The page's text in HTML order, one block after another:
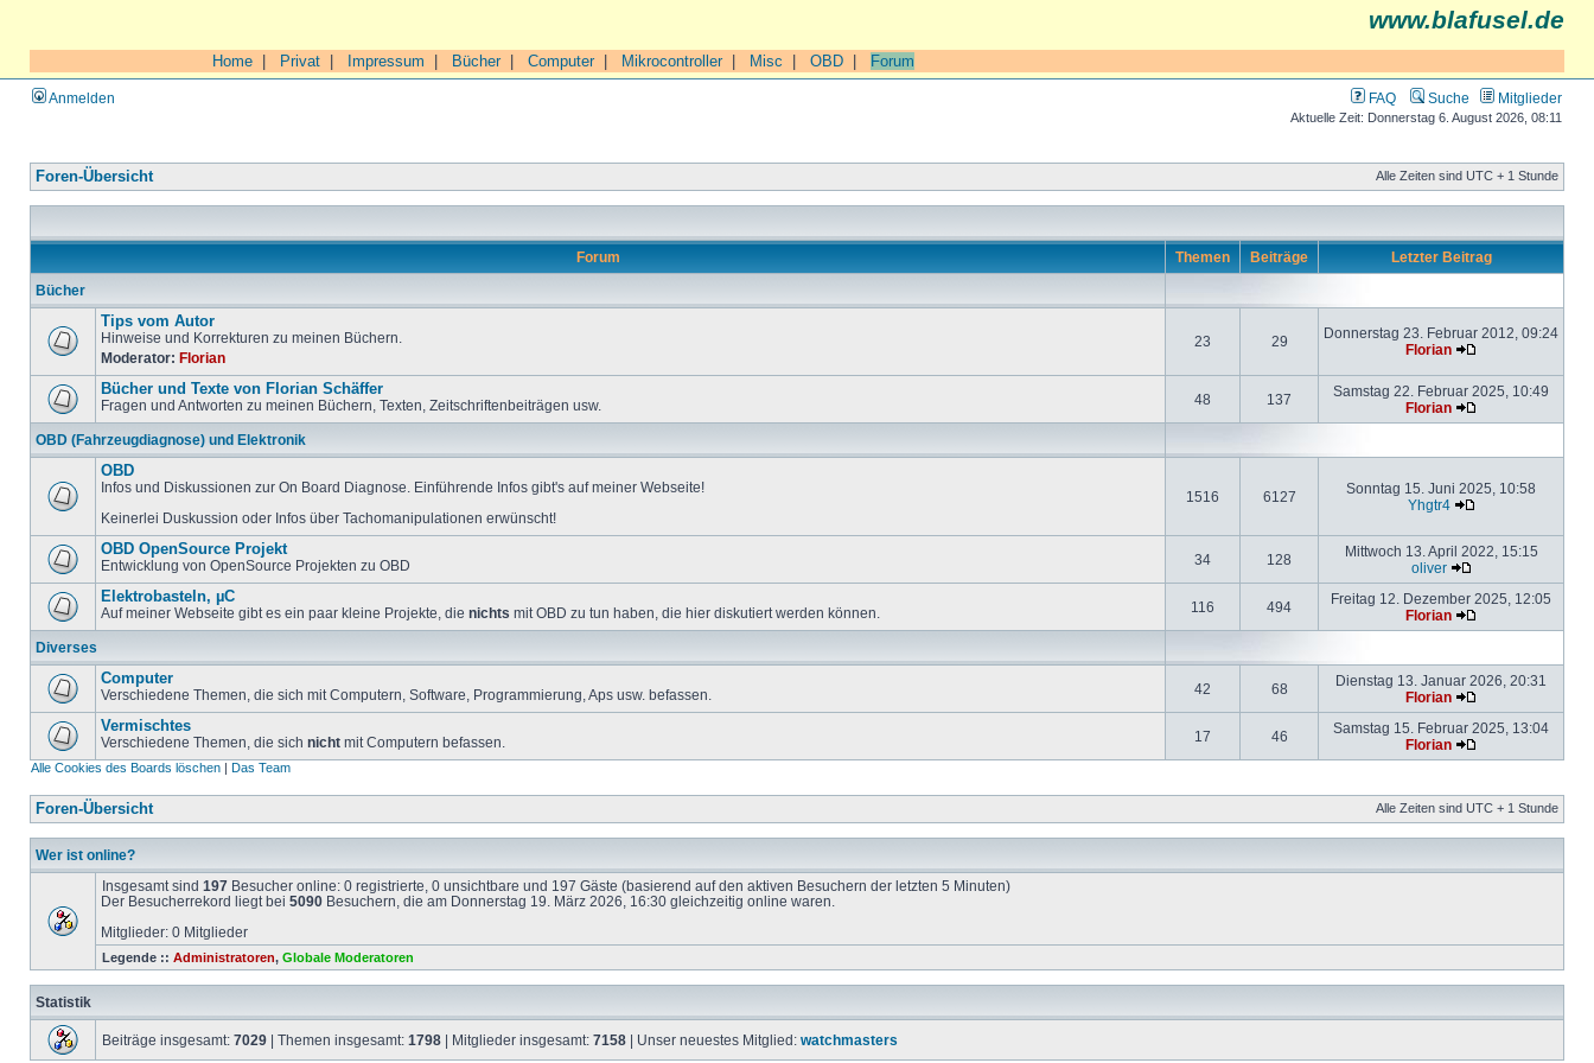
www.blafusel.de
Home Privat Impressum Bücher| Computer| Mikrocontroller| Misc OBD Forum
Anmelden FAQ Suche Mitglieder
Aktuelle Zeit: Donnerstag 6. August 2026, 08:11
Foren-Übersicht Alle Zeiten sind UTC + 1 Stunde
Forum Themen Beiträge Letzter Beitrag
Bücher
Tips vom Autor
Hinweise und Korrekturen zu meinen Büchern.
Moderator: Florian
23 29
Donnerstag 23. Februar 2012, 09:24
Florian
Bücher und Texte von Florian Schäffer
Fragen und Antworten zu meinen Büchern, Texten, Zeitschriftenbeiträgen usw. 48 137
Samstag 22. Februar 2025, 10:49
Florian
OBD (Fahrzeugdiagnose) und Elektronik
OBD
Infos und Diskussionen zur On Board Diagnose. Einführende Infos gibt's auf meiner Webseite!
Keinerlei Duskussion oder Infos über Tachomanipulationen erwünscht!
1516 6127
Sonntag 15. Juni 2025, 10:58
Yhgtr4
OBD OpenSource Projekt
Entwicklung von OpenSource Projekten zu OBD 34 128
Mittwoch 13. April 2022, 15:15
oliver
Elektrobasteln, µC
Auf meiner Webseite gibt es ein paar kleine Projekte, die nichts mit OBD zu tun haben, die hier diskutiert werden können. 116 494
Freitag 12. Dezember 2025, 12:05
Florian
Diverses
Computer
Verschiedene Themen, die sich mit Computern, Software, Programmierung, Aps usw. befassen. 42 68
Dienstag 13. Januar 2026, 20:31
Florian
Vermischtes
Verschiedene Themen, die sich nicht mit Computern befassen. 17 46
Samstag 15. Februar 2025, 13:04
Florian
Alle Cookies des Boards löschen | Das Team
Foren-Übersicht Alle Zeiten sind UTC + 1 Stunde
Wer ist online?
Insgesamt sind 197 Besucher online: 0 registrierte, 0 unsichtbare und 197 Gäste (basierend auf den aktiven Besuchern der letzten 5 Minuten)
Der Besucherrekord liegt bei 5090 Besuchern, die am Donnerstag 19. März 2026, 16:30 gleichzeitig online waren.
Mitglieder: 0 Mitglieder
Legende :: Administratoren, Globale Moderatoren
Statistik
Beiträge insgesamt: 7029 | Themen insgesamt: 1798 | Mitglieder insgesamt: 7158 | Unser neuestes Mitglied: watchmasters